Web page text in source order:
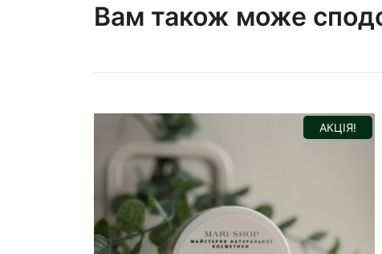
Вам також може
АКЦІЯ!